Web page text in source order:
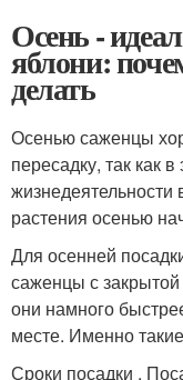
Осень -
яблони:
делать
Осенью саженцы
пересадку, так как
жизнедеятельности
растения осенью
Для осенней
саженцы с
они намного
месте. Именно
Сроки посадки .